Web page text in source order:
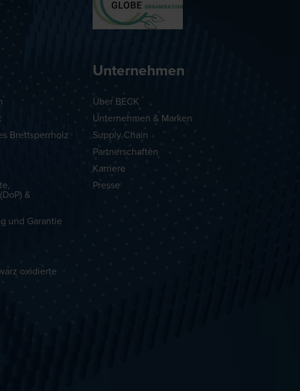
Brettsperrholz
&
und Garantie
oxidierte
Unternehmen
Über BECK
Unternehmen & Marken
Supply Chain
Partnerschaften
Karriere
Presse